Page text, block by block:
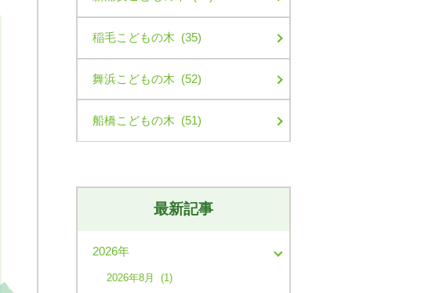
稲毛こどもの木 (35)
舞浜こどもの木 (52)
船橋こどもの木 (51)
最新記事
2026年
2026年8月 (1)